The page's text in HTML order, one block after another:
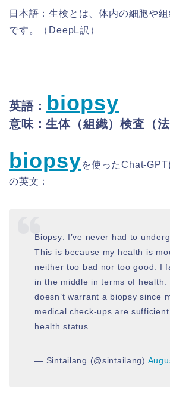
日本語：生検とは、体内の細胞や
です。（DeepL訳）
英語： biopsy
意味：生体（組織）検査（法
biopsyを使ったChat-
の英文：
Biopsy: I’ve never had to
This is because my health is
neither too bad nor too good. I
in the middle in terms of health.
doesn’t warrant a biopsy since
medical check-ups are
health status.
— Sintailang (@sintailang)